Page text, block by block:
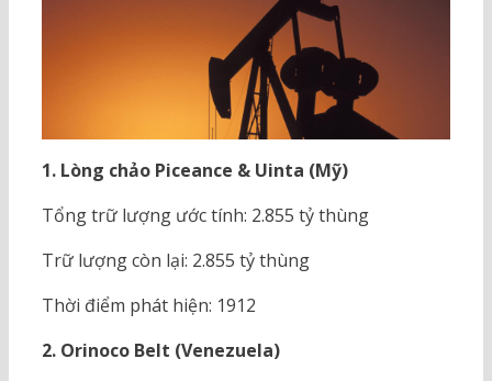
1. Lòng chảo Piceance & Uinta (Mỹ)
Tổng trữ lượng ước tính: 2.855 tỷ thùng
Trữ lượng còn lại: 2.855 tỷ thùng
Thời điểm phát hiện: 1912
2. Orinoco Belt (Venezuela)